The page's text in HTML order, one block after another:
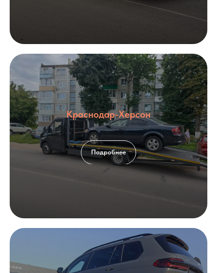
Краснодар-Херсон
Подробнее